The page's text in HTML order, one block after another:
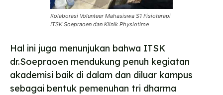
Kolaborasi Volunteer Mahasiswa S1 Fisioterapi
ITSK Soepraoen dan Klinik Physiotime
Hal ini juga menunjukan bahwa ITSK
dr.Soepraoen mendukung penuh kegiatan
akademisi baik di dalam dan diluar kampus
sebagai bentuk pemenuhan tri dharma